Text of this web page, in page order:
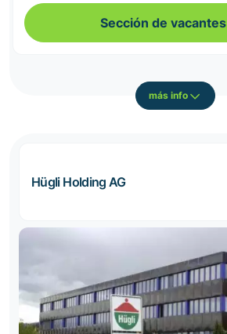
Sección de vacantes
más info
Hügli Holding AG